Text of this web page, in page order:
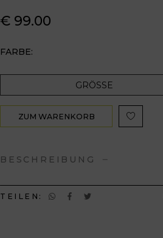
€ 99.00
FARBE:
GRÖSSE
ZUM WARENKORB
BESCHREIBUNG
TEILEN: